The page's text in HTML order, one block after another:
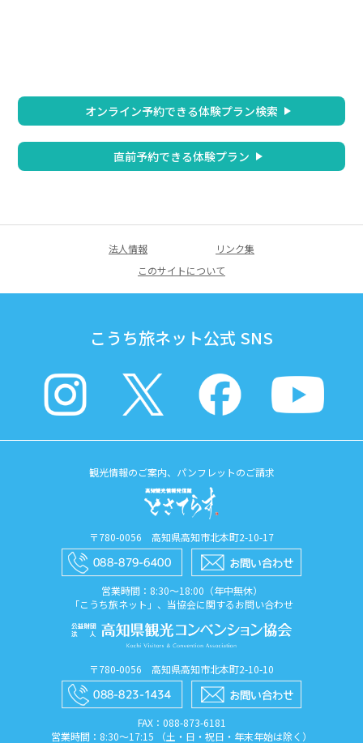
オンライン予約できる体験プラン検索
直前予約できる体験プラン
法人情報
リンク集
このサイトについて
こうち旅ネット公式 SNS
観光情報のご案内、パンフレットのご請求
〒780-0056 高知県高知市北本町2-10-17
営業時間：8:30〜18:00（年中無休）
「こうち旅ネット」、当協会に関するお問い合わせ
〒780-0056 高知県高知市北本町2-10-10
FAX：088​-873​-6181
営業時間：8:30〜17:15 （土・日・祝日・年末年始は除く）